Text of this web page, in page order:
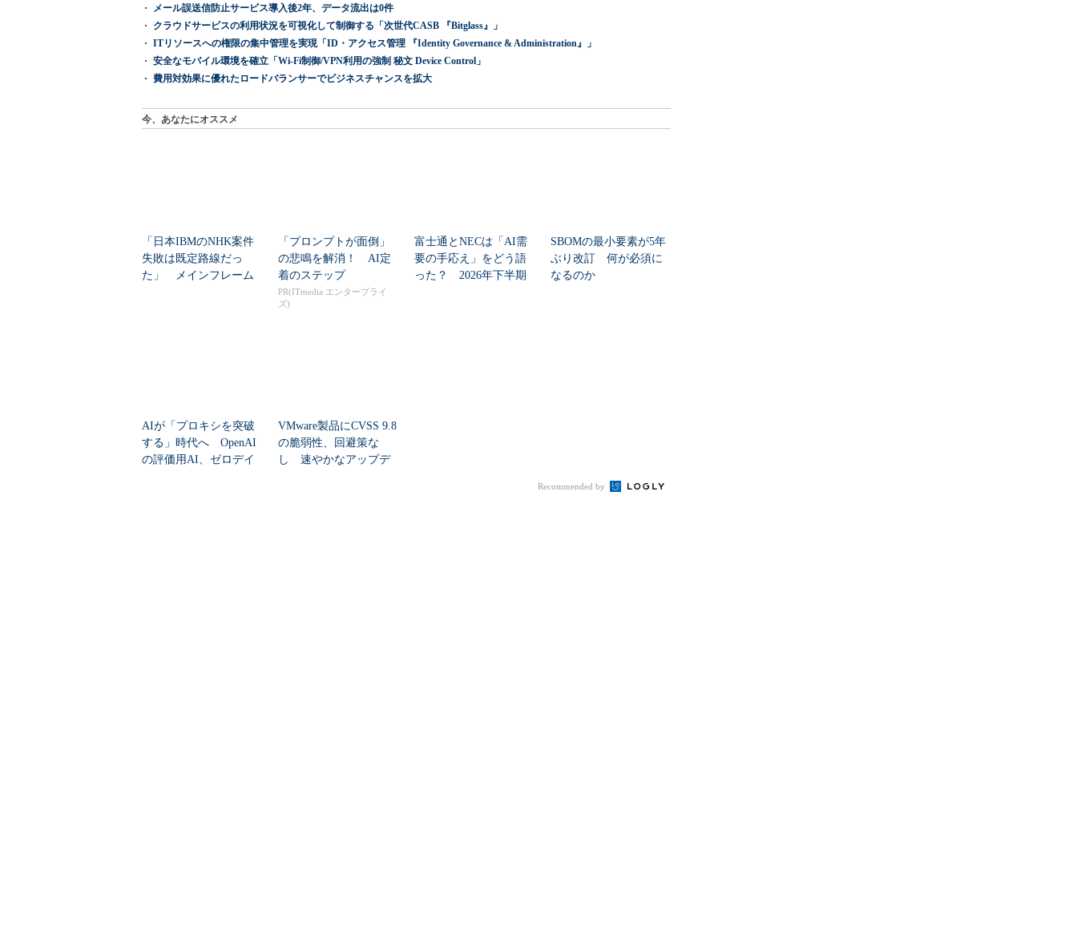
メール誤送信防止サービス導入後2年、データ流出は0件
クラウドサービスの利用状況を可視化して制御する「次世代CASB 『Bitglass』」
ITリソースへの権限の集中管理を実現「ID・アクセス管理 『Identity Governance & Administration』」
安全なモバイル環境を確立「Wi-Fi制御/VPN利用の強制 秘文 Device Control」
費用対効果に優れたロードバランサーでビジネスチャンスを拡大
今、あなたにオススメ
「日本IBMのNHK案件
失敗は既定路線だっ
た」 メインフレーム
「プロンプトが面倒」
の悲鳴を解消！ AI定
着のステップ
PR(ITmedia エンタープライ
ズ)
富士通とNECは「AI需
要の手応え」をどう語
った？ 2026年下半期
SBOMの最小要素が5年
ぶり改訂 何が必須に
なるのか
AIが「プロキシを突破
する」時代へ OpenAI
の評価用AI、ゼロデイ
VMware製品にCVSS 9.8
の脆弱性、回避策な
し 速やかなアップデ
Recommended by